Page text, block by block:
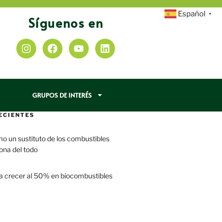
Síguenos en
GRUPOS DE INTERÉS
un sustituto de los combustibles
del todo
crecer al 50% en biocombustibles
Español ▼